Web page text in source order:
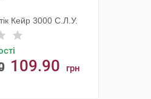
Кейр 3000 С.Л.У.
109.90 грн